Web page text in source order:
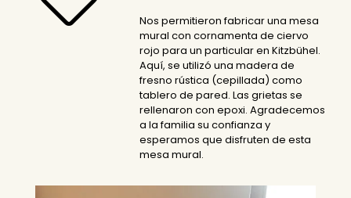
Nos permitieron fabricar una mesa
mural con cornamenta de ciervo
rojo para un particular en Kitzbühel.
Aquí, se utilizó una madera de
fresno rústica (cepillada) como
tablero de pared. Las grietas se
rellenaron con epoxi. Agradecemos
a la familia su confianza y
esperamos que disfruten de esta
mesa mural.